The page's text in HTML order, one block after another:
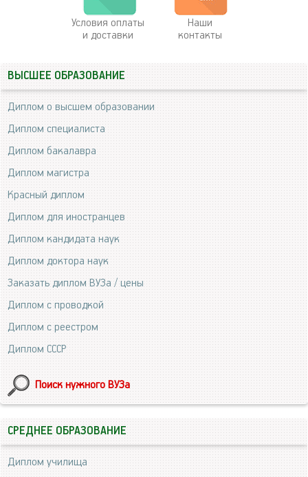
Условия оплаты
и доставки
Наши
контакты
ВЫСШЕЕ ОБРАЗОВАНИЕ
Диплом о высшем образовании
Диплом специалиста
Диплом бакалавра
Диплом магистра
Красный диплом
Диплом для иностранцев
Диплом кандидата наук
Диплом доктора наук
Заказать диплом ВУЗа / цены
Диплом с проводкой
Диплом с реестром
Диплом СССР
Поиск нужного ВУЗа
СРЕДНЕЕ ОБРАЗОВАНИЕ
Диплом училища